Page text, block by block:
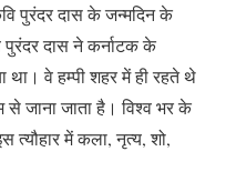
पुरंदर दास के जन्मदिन के
दास ने कर्नाटक के
था। वे हम्पी शहर में ही रहते थे
से जाना जाता है। विश्व भर के
त्यौहार में कला, नृत्य, शो,